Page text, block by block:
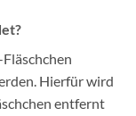
Hierfür wird
entfernt